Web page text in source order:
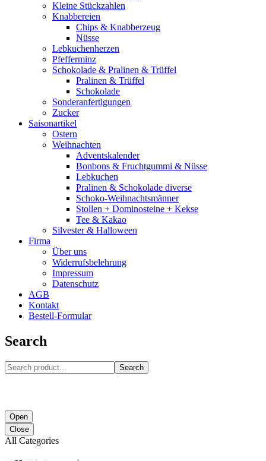
Kleine Stückzahlen
Knabbereien
Chips & Knabberzeug
Nüsse
Lebkuchenherzen
Pfefferminz
Schokolade & Pralinen & Trüffel
Pralinen & Trüffel
Schokolade
Sonderanfertigungen
Zucker
Saisonartikel
Ostern
Weihnachten
Adventskalender
Bonbons & Fruchtgummi & Nüsse
Lebkuchen
Pralinen & Schokolade diverse
Schoko-Weihnachtsmänner
Stollen + Dominosteine + Kekse
Tee & Kakao
Silvester & Halloween
Firma
Über uns
Widerrufsbelehrung
Impressum
Datenschutz
AGB
Kontakt
Bestell-Formular
Search
Search
Open
Close
All Categories